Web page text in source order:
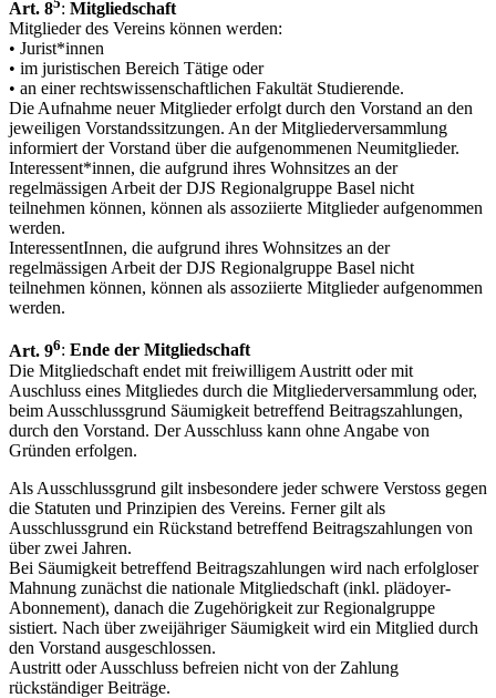
Art. 8 : Mitgliedschaft
Mitglieder des Vereins können werden:
• Jurist*innen
• im juristischen Bereich Tätige oder
• an einer rechtswissenschaftlichen Fakultät Studierende.
Die Aufnahme neuer Mitglieder erfolgt durch den Vorstand an den
jeweiligen Vorstandssitzungen. An der Mitgliederversammlung
informiert der Vorstand über die aufgenommenen Neumitglieder.
Interessent*innen, die aufgrund ihres Wohnsitzes an der
regelmässigen Arbeit der DJS Regionalgruppe Basel nicht
teilnehmen können, können als assoziierte Mitglieder aufgenommen
werden.
InteressentInnen, die aufgrund ihres Wohnsitzes an der
regelmässigen Arbeit der DJS Regionalgruppe Basel nicht
teilnehmen können, können als assoziierte Mitglieder aufgenommen
werden.
Art. 96: Ende der Mitgliedschaft
Die Mitgliedschaft endet mit freiwilligem Austritt oder mit
Auschluss eines Mitgliedes durch die Mitgliederversammlung oder,
beim Ausschlussgrund Säumigkeit betreffend Beitragszahlungen,
durch den Vorstand. Der Ausschluss kann ohne Angabe von
Gründen erfolgen.
Als Ausschlussgrund gilt insbesondere jeder schwere Verstoss gegen
die Statuten und Prinzipien des Vereins. Ferner gilt als
Ausschlussgrund ein Rückstand betreffend Beitragszahlungen von
über zwei Jahren.
Bei Säumigkeit betreffend Beitragszahlungen wird nach erfolgloser
Mahnung zunächst die nationale Mitgliedschaft (inkl. plädoyer-
Abonnement), danach die Zugehörigkeit zur Regionalgruppe
sistiert. Nach über zweijähriger Säumigkeit wird ein Mitglied durch
den Vorstand ausgeschlossen.
Austritt oder Ausschluss befreien nicht von der Zahlung
rückständiger Beiträge.